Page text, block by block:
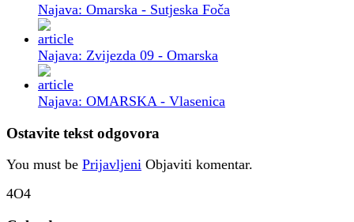
Najava: Omarska - Sutjeska Foča
Najava: Zvijezda 09 - Omarska
Najava: OMARSKA - Vlasenica
Ostavite tekst odgovora
You must be Prijavljeni Objaviti komentar.
4O4